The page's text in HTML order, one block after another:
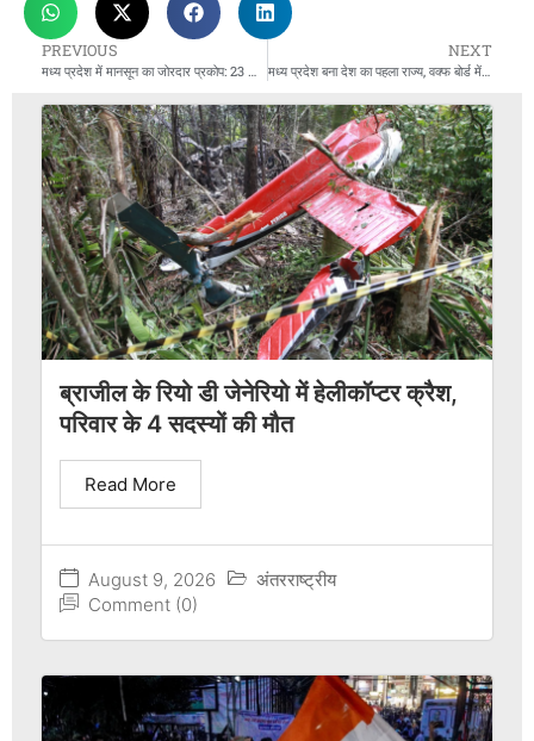
PREVIOUS
मध्य प्रदेश में मानसून का जोरदार प्रकोप: 23 जिलों में भारी बारिश का ऑरेंज अलर्ट जारी
NEXT
मध्य प्रदेश बना देश का पहला राज्य, वक्फ बोर्ड में शामिल हुए दो हिंदू सदस्य
ब्राजील के रियो डी जेनेरियो में हेलीकॉप्टर क्रैश,
परिवार के 4 सदस्यों की मौत
August 9, 2026
अंतरराष्ट्रीय
Comment (0)
Read More